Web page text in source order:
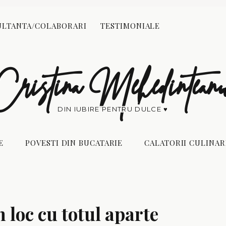
COLABORARI TESTIMONIALE
DIN IUBIRE PENTRU DULCE ♥
POVESTI DIN BUCATARIE CALATORII
loc cutotulaparte